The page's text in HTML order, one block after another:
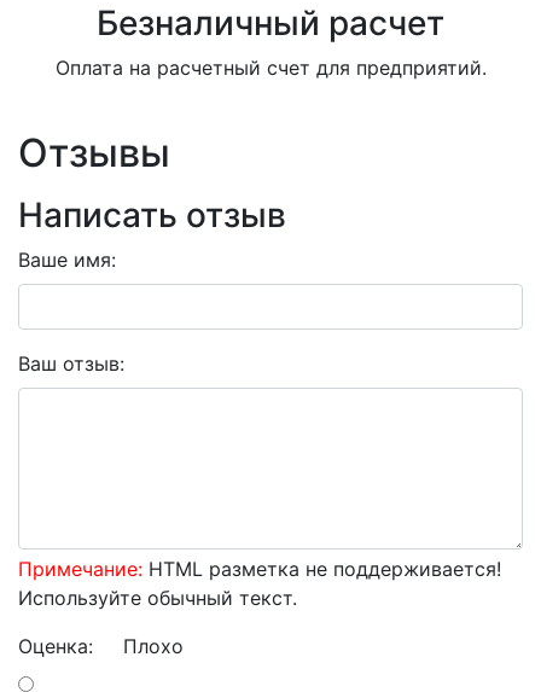
Безналичный расчет
Оплата на расчетный счет для предприятий.
Отзывы
Написать отзыв
Ваше имя:
Ваш отзыв:
Примечание: HTML разметка не поддерживается!
Используйте обычный текст.
Оценка: Плохо